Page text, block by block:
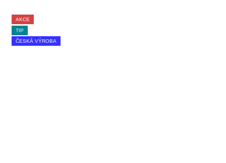
AKCE
TIP
ČESKÁ VÝROBA